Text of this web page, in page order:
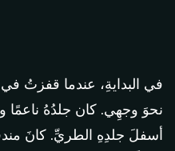
في البدايةِ، عندما قفزتُ في
نحوَ وجهِي. كان جلدُهُ ناعمًا
أسفلَ جلدِهِ الطريِّ. كانَ